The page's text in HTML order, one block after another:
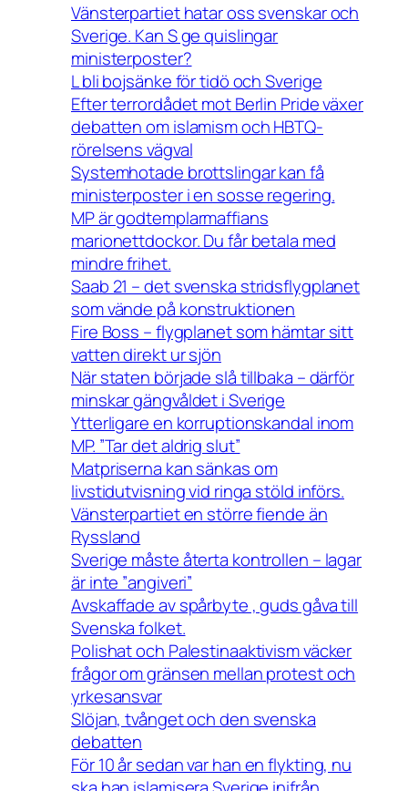
Vänsterpartiet hatar oss svenskar och
Sverige. Kan S ge quislingar
ministerposter?
L bli bojsänke för tidö och Sverige
Efter terrordådet mot Berlin Pride växer
debatten om islamism och HBTQ-
rörelsens vägval
Systemhotade brottslingar kan få
ministerposter i en sosse regering.
MP är godtemplarmaffians
marionettdockor. Du får betala med
mindre frihet.
Saab 21 – det svenska stridsflygplanet
som vände på konstruktionen
Fire Boss – flygplanet som hämtar sitt
vatten direkt ur sjön
När staten började slå tillbaka – därför
minskar gängvåldet i Sverige
Ytterligare en korruptionskandal inom
MP. ”Tar det aldrig slut”
Matpriserna kan sänkas om
livstidutvisning vid ringa stöld införs.
Vänsterpartiet en större fiende än
Ryssland
Sverige måste återta kontrollen – lagar
är inte ”angiveri”
Avskaffade av spårbyte , guds gåva till
Svenska folket.
Polishat och Palestinaaktivism väcker
frågor om gränsen mellan protest och
yrkesansvar
Slöjan, tvånget och den svenska
debatten
För 10 år sedan var han en flykting, nu